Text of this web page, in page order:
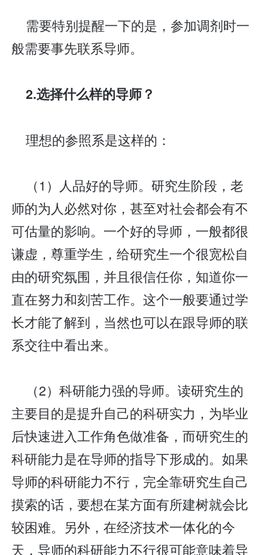
需要特别提醒一下的是，参加调剂时一
般需要事先联系导师。
2.选择什么样的导师？
理想的参照系是这样的：
（1）人品好的导师。研究生阶段，老
师的为人必然对你，甚至对社会都会有不
可估量的影响。一个好的导师，一般都很
谦虚，尊重学生，给研究生一个很宽松自
由的研究氛围，并且很信任你，知道你一
直在努力和刻苦工作。这个一般要通过学
长才能了解到，当然也可以在跟导师的联
系交往中看出来。
（2）科研能力强的导师。读研究生的
主要目的是提升自己的科研实力，为毕业
后快速进入工作角色做准备，而研究生的
科研能力是在导师的指导下形成的。如果
导师的科研能力不行，完全靠研究生自己
摸索的话，要想在某方面有所建树就会比
较困难。另外，在经济技术一体化的今
天，导师的科研能力不行很可能意味着导